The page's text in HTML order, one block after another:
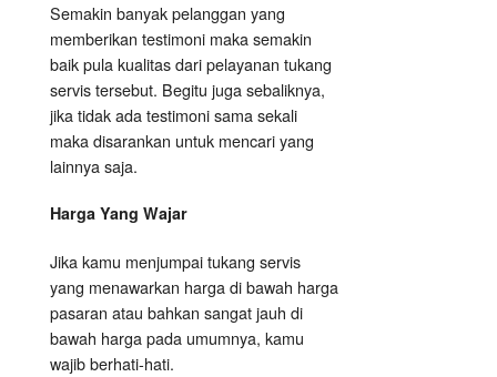
Semakin banyak pelanggan yang
memberikan testimoni maka semakin
baik pula kualitas dari pelayanan tukang
servis tersebut. Begitu juga sebaliknya,
jika tidak ada testimoni sama sekali
maka disarankan untuk mencari yang
lainnya saja.
Harga Yang Wajar
Jika kamu menjumpai tukang servis
yang menawarkan harga di bawah harga
pasaran atau bahkan sangat jauh di
bawah harga pada umumnya, kamu
wajib berhati-hati.